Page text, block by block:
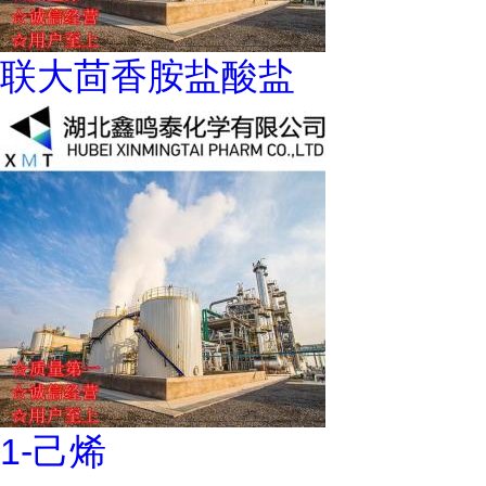
联大茴香胺盐酸盐
1-己烯